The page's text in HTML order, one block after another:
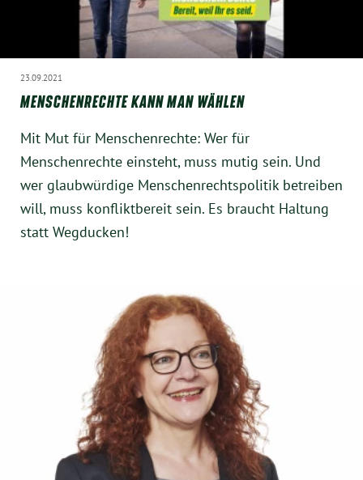
23.09.2021
MENSCHENRECHTE KANN MAN WÄHLEN
Mit Mut für Menschenrechte: Wer für
Menschenrechte einsteht, muss mutig sein. Und
wer glaubwürdige Menschenrechtspolitik betreiben
will, muss konfliktbereit sein. Es braucht Haltung
statt Wegducken!